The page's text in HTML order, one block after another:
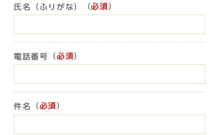
氏名（ふりがな） （必須）
電話番号 （必須）
件名 （必須）